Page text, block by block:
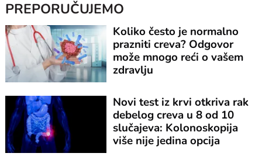
PREPORUČUJEMO
Koliko često je normalno
prazniti creva? Odgovor
može mnogo reći o vašem
zdravlju
Novi test iz krvi otkriva rak
debelog creva u 8 od 10
slučajeva: Kolonoskopija
više nije jedina opcija